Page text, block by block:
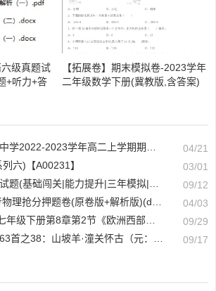
级真题试
+听力+答
【拓展卷】期末模拟卷-2023学年
二年级数学下册(冀教版,含答案)
高二上学期期中语文试题(含答案)(doc格式下载)【A01975】
04/21
六)【A00231】
03/01
础闯关|能力提升|三年模拟|五年中考|核心素养)
09/12
押题卷(原卷版+解析版)(doc格式下载)【A02156】
04/03
下册第8章第2节《欧洲西部》教材全解
09/29
38：山坡羊·潼关怀古（元：张养浩） 09/17